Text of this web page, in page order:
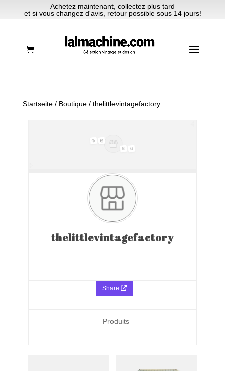
Achetez maintenant, collectez plus tard
et si vous changez d'avis, retour possible sous 14 jours!
Startseite/ Boutique/ thelittlevintagefactory
thelittlevintagefactory
Share
Produits